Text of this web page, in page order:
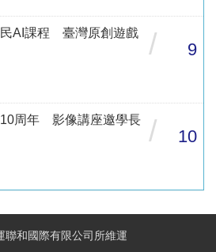
AI課程 臺灣原創遊戲
/ 9
10周年 影像講座邀學長
/ 10
聯和國際有限公司所維運